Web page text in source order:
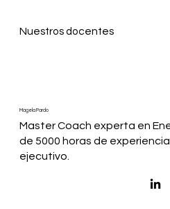
Nuestros docentes
Magela Pardo
Master Coach experta en
de 5000 horas de
ejecutivo.